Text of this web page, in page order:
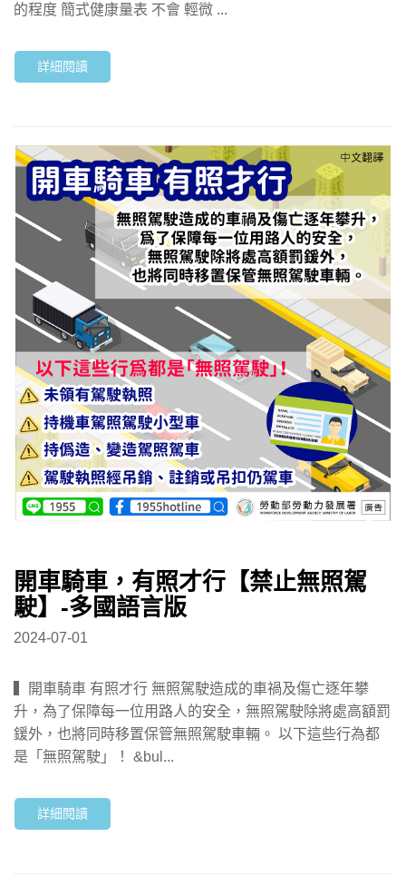
的程度 簡式健康量表 不會 輕微 ...
詳細閱讀
開車騎車，有照才行【禁止無照駕
駛】-多國語言版
2024-07-01
▍開車騎車 有照才行 無照駕駛造成的車禍及傷亡逐年攀
升，為了保障每一位用路人的安全，無照駕駛除將處高額罰
鍰外，也將同時移置保管無照駕駛車輛。 以下這些行為都
是「無照駕駛」！ &bul...
詳細閱讀